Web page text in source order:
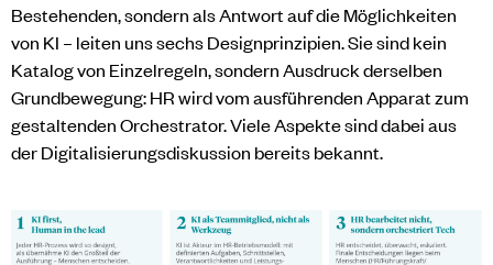
Bestehenden, sondern als Antwort auf die Möglichkeiten
von KI – leiten uns sechs Designprinzipien. Sie sind kein
Katalog von Einzelregeln, sondern Ausdruck derselben
Grundbewegung: HR wird vom ausführenden Apparat zum
gestaltenden Orchestrator. Viele Aspekte sind dabei aus
der Digitalisierungsdiskussion bereits bekannt.